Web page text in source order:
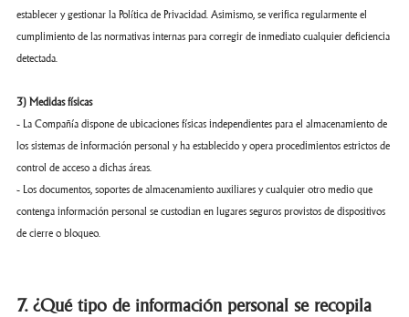
establecer y gestionar la Política de Privacidad. Asimismo, se verifica regularmente el
cumplimiento de las normativas internas para corregir de inmediato cualquier deficiencia
detectada.
3) Medidas físicas
- La Compañía dispone de ubicaciones físicas independientes para el almacenamiento de
los sistemas de información personal y ha establecido y opera procedimientos estrictos de
control de acceso a dichas áreas.
- Los documentos, soportes de almacenamiento auxiliares y cualquier otro medio que
contenga información personal se custodian en lugares seguros provistos de dispositivos
de cierre o bloqueo.
7. ¿Qué tipo de información personal se recopila